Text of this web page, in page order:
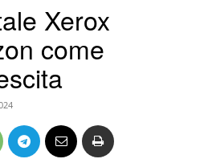
Xerox
come